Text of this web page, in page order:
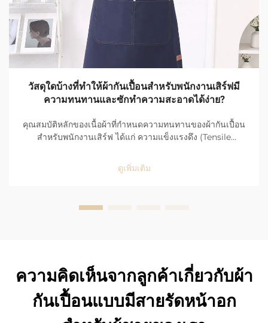
วัสดุใดบ้างที่ทำให้ผ้ากันเปื้อนสำหรับพนักงานเสิร์ฟมี
ความทนทานและซักทำความสะอาดได้ง่าย?
คุณสมบัติหลักของเนื้อผ้าที่กำหนดความทนทานของผ้ากันเปื้อน
สำหรับพนักงานเสิร์ฟ ได้แก่ ความแข็งแรงดึง (Tensile
Resistance) และการใช้งานในพื้นที่ที่มีผู้คนหนาแน่นสูงใน
ร้านอาหาร ผ้ากันเปื้อนของพนักงานเสิร์ฟต้องเผชิญกับการใช้
ดูเพิ่มเติม
ความคิดเห็นจากลูกค้าเกี่ยวกับผ้า
กันเปื้อนแบบมีสายรัดหน้าอก